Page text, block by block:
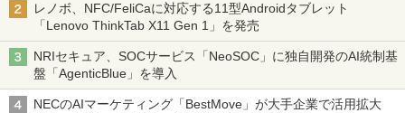
レノボ、NFC/FeliCaに対応する11型Androidタブレット
「Lenovo ThinkTab X11 Gen 1」を発売
NRIセキュア、SOCサービス「NeoSOC」に独自開発のAI統制基
盤「AgenticBlue」を導入
NECのAIマーケティング「BestMove」が大手企業で活用拡大